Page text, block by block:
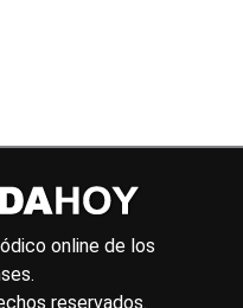
online de los
reservados.